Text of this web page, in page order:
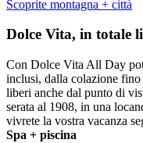
Scoprite montagna + città
Dolce Vita, in totale
Con Dolce Vita All Day
inclusi, dalla colazione fino
liberi anche dal punto di
serata al 1908, in una
vivrete la vostra vacanza
Spa + piscina